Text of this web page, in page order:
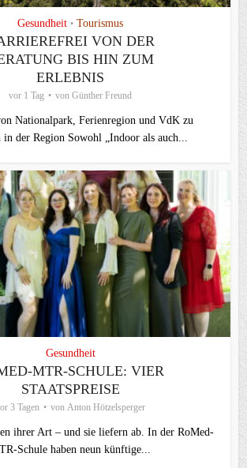
Gesundheit • Tourismus
VON DER
BIS HIN ZUM
ERLEBNIS
vor 1 Tag von Günther Freund
Nationalpark, Ferienregion und VdK zu
in der Region Sowohl „Indoor als auch...
Gesundheit
MTR-SCHULE: VIER
STAATSPREISE
3 Tagen von Anton Hötzelsperger
ihrer Art – und sie liefern ab. In der RoMed-
Schule haben neun künftige...